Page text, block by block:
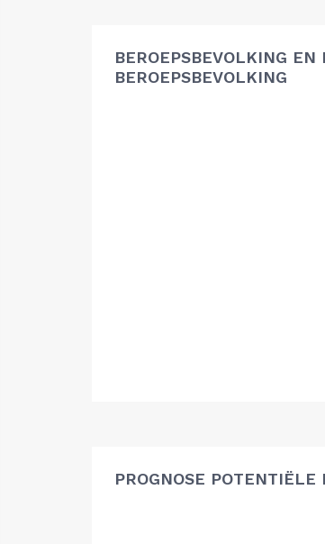
BEROEPSBEVOLKING EN
BEROEPSBEVOLKING
PROGNOSE POTENTIËLE